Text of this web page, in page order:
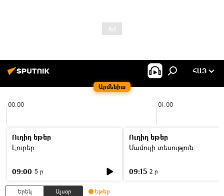
Արմենիա
ՀԱՅ
00:00 01:00
Ուղիղ եթեր
Լուրեր
09:00 5 ր
Ուղիղ եթեր
Մամուլի տեսություն
09:15 2 ր
Երեկ Այսօր Եթեր